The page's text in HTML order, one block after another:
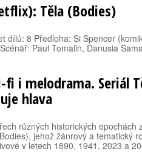
Těla (Bodies)
dílů: 8 Předloha: Si Spencer
Paul Tomalin, Danusia
fi i melodrama. Seriál
hlava
různých historických epochách
jehož žánrový a tematický
v letech 1890, 1941, 2023 a